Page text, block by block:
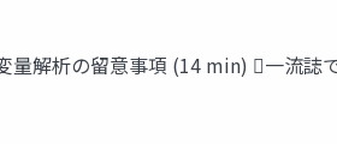
解析の留意事項 (14 min) 一流誌